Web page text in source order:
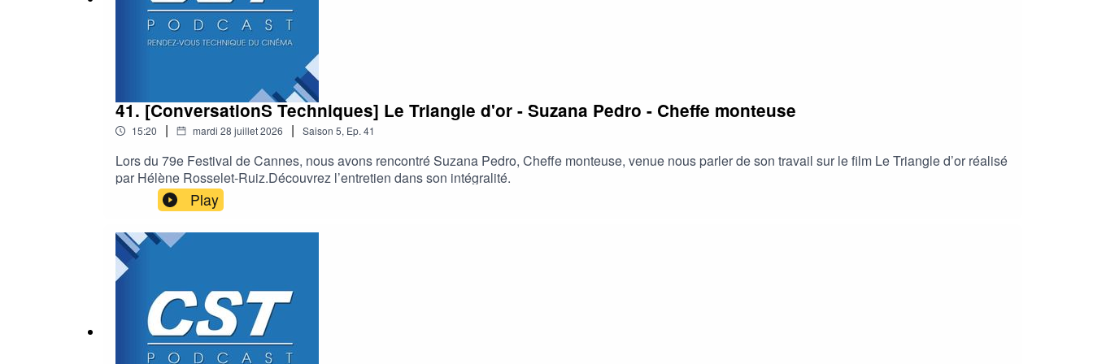
41. [ConversationS Techniques] Le Triangle d'or - Suzana Pedro - Cheffe monteuse
15:20 | mardi 28 juillet 2026 | Saison 5, Ep. 41
Lors du 79e Festival de Cannes, nous avons rencontré Suzana Pedro, Cheffe monteuse, venue nous parler de son travail sur le film Le Triangle d’or réalisé
par Hélène Rosselet-Ruiz.Découvrez l’entretien dans son intégralité.
Play